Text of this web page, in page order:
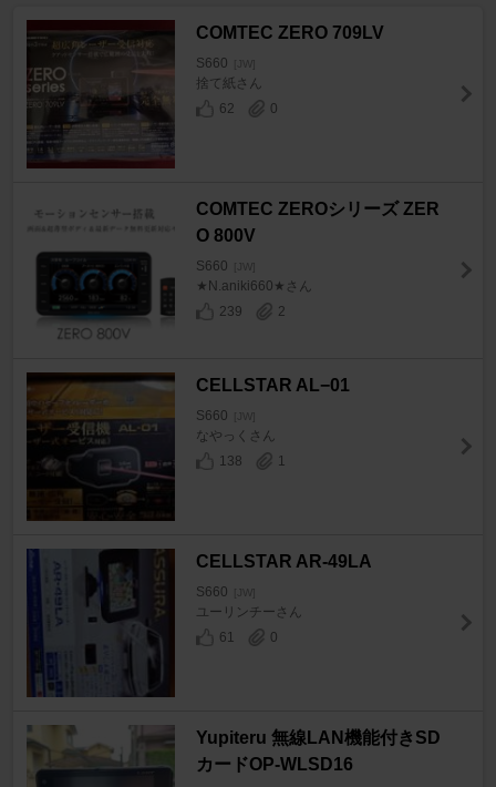
COMTEC ZERO 709LV
S660 [JW]
捨て紙さん
62
0
COMTEC ZEROシリーズ ZER
O 800V
S660 [JW]
★N.aniki660★さん
239
2
CELLSTAR AL−01
S660 [JW]
なやっくさん
138
1
CELLSTAR AR-49LA
S660 [JW]
ユーリンチーさん
61
0
Yupiteru 無線LAN機能付きSD
カードOP-WLSD16